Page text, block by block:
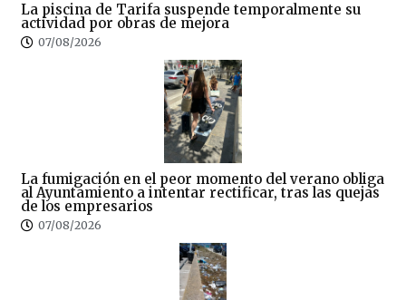
La piscina de Tarifa suspende temporalmente su
actividad por obras de mejora
07/08/2026
La fumigación en el peor momento del verano obliga
al Ayuntamiento a intentar rectificar, tras las quejas
de los empresarios
07/08/2026